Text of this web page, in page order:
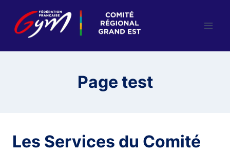
contenu
Page test
Les Services du Comité